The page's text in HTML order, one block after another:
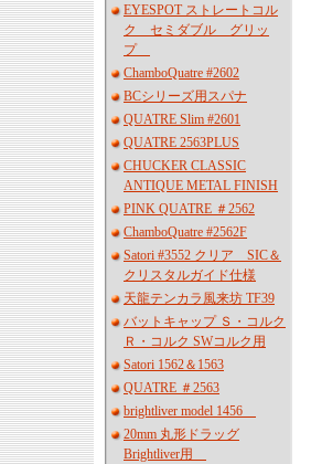
EYESPOT ストレートコル
ク セミダブル グリッ
プ
ChamboQuatre #2602
BCシリーズ用スパナ
QUATRE Slim #2601
QUATRE 2563PLUS
CHUCKER CLASSIC
ANTIQUE METAL FINISH
PINK QUATRE ＃2562
ChamboQuatre #2562F
Satori #3552 クリア SIC＆
クリスタルガイド仕様
天龍テンカラ風来坊 TF39
バットキャップ Ｓ・コルク
Ｒ・コルク SWコルク用
Satori 1562＆1563
QUATRE ＃2563
brightliver model 1456
20mm 丸形ドラッグ
Brightliver用